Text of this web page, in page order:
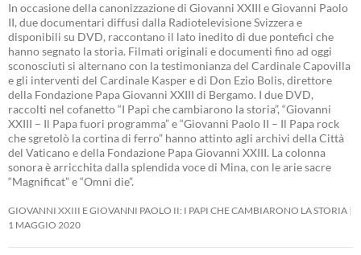
In occasione della canonizzazione di Giovanni XXIII e Giovanni Paolo
II, due documentari diffusi dalla Radiotelevisione Svizzera e
disponibili su DVD, raccontano il lato inedito di due pontefici che
hanno segnato la storia. Filmati originali e documenti fino ad oggi
sconosciuti si alternano con la testimonianza del Cardinale Capovilla
e gli interventi del Cardinale Kasper e di Don Ezio Bolis, direttore
della Fondazione Papa Giovanni XXIII di Bergamo. I due DVD,
raccolti nel cofanetto “I Papi che cambiarono la storia”, “Giovanni
XXIII – Il Papa fuori programma” e “Giovanni Paolo II – Il Papa rock
che sgretolò la cortina di ferro” hanno attinto agli archivi della Città
del Vaticano e della Fondazione Papa Giovanni XXIII. La colonna
sonora è arricchita dalla splendida voce di Mina, con le arie sacre
“Magnificat” e “Omni die”.
GIOVANNI XXIII E GIOVANNI PAOLO II: I PAPI CHE CAMBIARONO LA STORIA
1 MAGGIO 2020